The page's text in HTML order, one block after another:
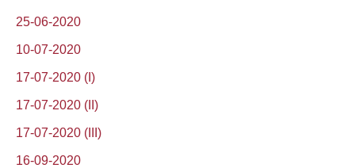
25-06-2020
10-07-2020
17-07-2020 (I)
17-07-2020 (II)
17-07-2020 (III)
16-09-2020